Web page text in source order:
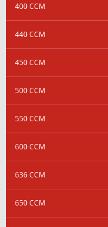
400 CCM
440 CCM
450 CCM
500 CCM
550 CCM
600 CCM
636 CCM
650 CCM